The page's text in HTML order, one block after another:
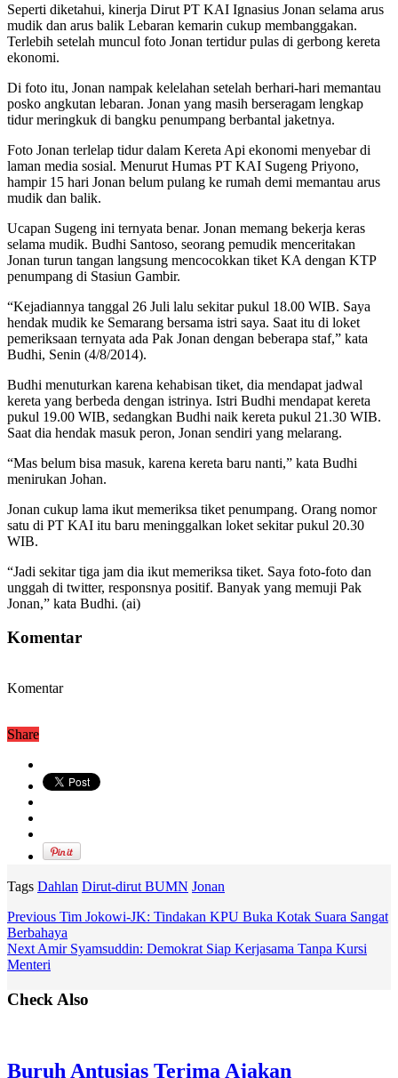
Seperti diketahui, kinerja Dirut PT KAI Ignasius Jonan selama arus
mudik dan arus balik Lebaran kemarin cukup membanggakan.
Terlebih setelah muncul foto Jonan tertidur pulas di gerbong kereta
ekonomi.
Di foto itu, Jonan nampak kelelahan setelah berhari-hari memantau
posko angkutan lebaran. Jonan yang masih berseragam lengkap
tidur meringkuk di bangku penumpang berbantal jaketnya.
Foto Jonan terlelap tidur dalam Kereta Api ekonomi menyebar di
laman media sosial. Menurut Humas PT KAI Sugeng Priyono,
hampir 15 hari Jonan belum pulang ke rumah demi memantau arus
mudik dan balik.
Ucapan Sugeng ini ternyata benar. Jonan memang bekerja keras
selama mudik. Budhi Santoso, seorang pemudik menceritakan
Jonan turun tangan langsung mencocokkan tiket KA dengan KTP
penumpang di Stasiun Gambir.
“Kejadiannya tanggal 26 Juli lalu sekitar pukul 18.00 WIB. Saya
hendak mudik ke Semarang bersama istri saya. Saat itu di loket
pemeriksaan ternyata ada Pak Jonan dengan beberapa staf,” kata
Budhi, Senin (4/8/2014).
Budhi menuturkan karena kehabisan tiket, dia mendapat jadwal
kereta yang berbeda dengan istrinya. Istri Budhi mendapat kereta
pukul 19.00 WIB, sedangkan Budhi naik kereta pukul 21.30 WIB.
Saat dia hendak masuk peron, Jonan sendiri yang melarang.
“Mas belum bisa masuk, karena kereta baru nanti,” kata Budhi
menirukan Johan.
Jonan cukup lama ikut memeriksa tiket penumpang. Orang nomor
satu di PT KAI itu baru meninggalkan loket sekitar pukul 20.30
WIB.
“Jadi sekitar tiga jam dia ikut memeriksa tiket. Saya foto-foto dan
unggah di twitter, responsnya positif. Banyak yang memuji Pak
Jonan,” kata Budhi. (ai)
Komentar
Komentar
Share
Tags Dahlan Dirut-dirut BUMN Jonan
Previous Tim Jokowi-JK: Tindakan KPU Buka Kotak Suara Sangat
Berbahaya
Next Amir Syamsuddin: Demokrat Siap Kerjasama Tanpa Kursi
Menteri
Check Also
Buruh Antusias Terima Ajakan